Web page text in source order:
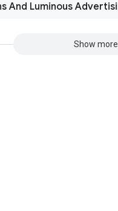
And Luminous
Show more